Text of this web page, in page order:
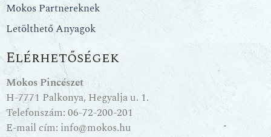
Mokos Partnereknek
Letölthető Anyagok
Elérhetőségek
Mokos Pincészet
H-7771 Palkonya, Hegyalja u. 1.
Telefonszám:06-72-200-201
E-mail cím: info@mokos.hu